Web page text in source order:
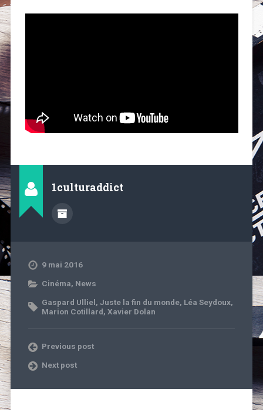
1culturaddict
9 mai 2016
Cinéma, News
Gaspard Ulliel, Juste la fin du monde, Léa Seydoux,
Marion Cotillard, Xavier Dolan
Previous post
Next post